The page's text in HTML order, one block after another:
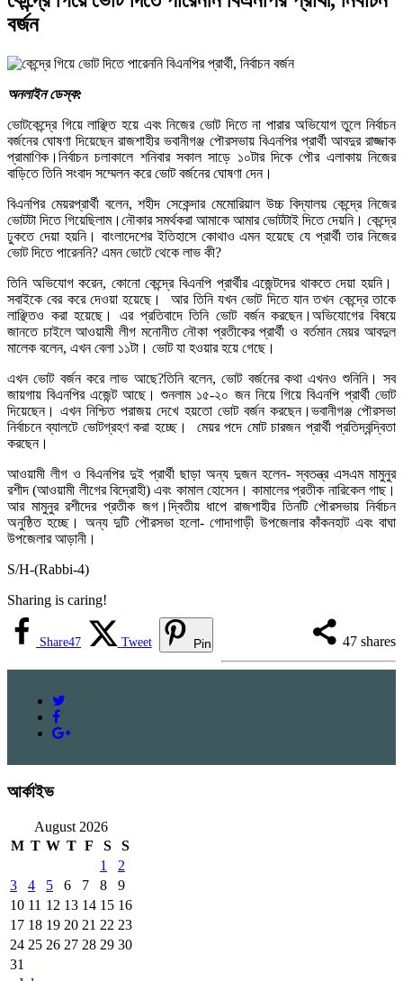
বর্জন
অনলাইন ডেস্ক:
ভোটকেন্দ্রে গিয়ে লাঞ্ছিত হয়ে এবং নিজের ভোট দিতে না পারার অভিযোগ তুলে নির্বাচন
বর্জনের ঘোষণা দিয়েছেন রাজশাহীর ভবানীগঞ্জ পৌরসভায় বিএনপির প্রার্থী আবদুর রাজ্জাক
প্রামাণিক।নির্বাচন চলাকালে শনিবার সকাল সাড়ে ১০টার দিকে পৌর এলাকায় নিজের
বাড়িতে তিনি সংবাদ সম্মেলন করে ভোট বর্জনের ঘোষণা দেন।
বিএনপির মেয়রপ্রার্থী বলেন, শহীদ সেকেন্দার মেমোরিয়াল উচ্চ বিদ্যালয় কেন্দ্রে নিজের
ভোটটা দিতে গিয়েছিলাম।নৌকার সমর্থকরা আমাকে আমার ভোটটাই দিতে দেয়নি। কেন্দ্রে
ঢুকতে দেয়া হয়নি। বাংলাদেশের ইতিহাসে কোথাও এমন হয়েছে যে প্রার্থী তার নিজের
ভোট দিতে পারেননি? এমন ভোটে থেকে লাভ কী?
তিনি অভিযোগ করেন, কোনো কেন্দ্রে বিএনপি প্রার্থীর এজেন্টদের থাকতে দেয়া হয়নি।
সবাইকে বের করে দেওয়া হয়েছে। আর তিনি যখন ভোট দিতে যান তখন কেন্দ্রে তাকে
লাঞ্ছিতও করা হয়েছে। এর প্রতিবাদে তিনি ভোট বর্জন করছেন।অভিযোগের বিষয়ে
জানতে চাইলে আওয়ামী লীগ মনোনীত নৌকা প্রতীকের প্রার্থী ও বর্তমান মেয়র আবদুল
মালেক বলেন, এখন বেলা ১১টা। ভোট যা হওয়ার হয়ে গেছে।
এখন ভোট বর্জন করে লাভ আছে?তিনি বলেন, ভোট বর্জনের কথা এখনও শুনিনি। সব
জায়গায় বিএনপির এজেন্ট আছে। শুনলাম ১৫-২০ জন নিয়ে গিয়ে বিএনপি প্রার্থী ভোট
দিয়েছেন। এখন নিশ্চিত পরাজয় দেখে হয়তো ভোট বর্জন করছেন।ভবানীগঞ্জ পৌরসভা
নির্বাচনে ব্যালটে ভোটগ্রহণ করা হচ্ছে। মেয়র পদে মোট চারজন প্রার্থী প্রতিদ্বন্দ্বিতা
করছেন।
আওয়ামী লীগ ও বিএনপির দুই প্রার্থী ছাড়া অন্য দুজন হলেন- স্বতন্ত্র এসএম মামুনুর
রশীদ (আওয়ামী লীগের বিদ্রোহী) এবং কামাল হোসেন। কামালের প্রতীক নারিকেল গাছ।
আর মামুনুর রশীদের প্রতীক জগ।দ্বিতীয় ধাপে রাজশাহীর তিনটি পৌরসভায় নির্বাচন
অনুষ্ঠিত হচ্ছে। অন্য দুটি পৌরসভা হলো- গোদাগাড়ী উপজেলার কাঁকনহাট এবং বাঘা
উপজেলার আড়ানী।
S/H-(Rabbi-4)
Sharing is caring!
47 shares
Share47 Tweet Pin
আর্কাইভ
August 2026
M T W T F S
S
1
2
3
4 5 6 7 8
9
10 11 12 13 14 15 16
17 18 19 20 21 22 23
24 25 26 27 28 29 30
31